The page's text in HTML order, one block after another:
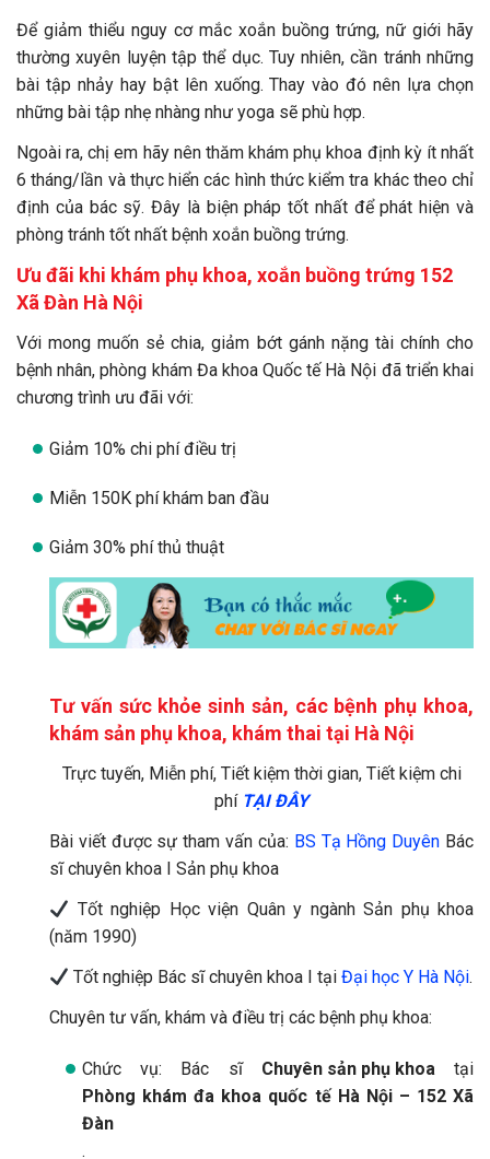
Để giảm thiểu nguy cơ mắc xoắn buồng trứng, nữ giới hãy
thường xuyên luyện tập thể dục. Tuy nhiên, cần tránh những
bài tập nhảy hay bật lên xuống. Thay vào đó nên lựa chọn
những bài tập nhẹ nhàng như yoga sẽ phù hợp.
Ngoài ra, chị em hãy nên thăm khám phụ khoa định kỳ ít nhất
6 tháng/lần và thực hiển các hình thức kiểm tra khác theo chỉ
định của bác sỹ. Đây là biện pháp tốt nhất để phát hiện và
phòng tránh tốt nhất bệnh xoắn buồng trứng.
Ưu đãi khi khám phụ khoa, xoắn buồng trứng 152
Xã Đàn Hà Nội
Với mong muốn sẻ chia, giảm bớt gánh nặng tài chính cho
bệnh nhân, phòng khám Đa khoa Quốc tế Hà Nội đã triển khai
chương trình ưu đãi với:
Giảm 10% chi phí điều trị
Miễn 150K phí khám ban đầu
Giảm 30% phí thủ thuật
Tư vấn sức khỏe sinh sản, các bệnh phụ khoa,
khám sản phụ khoa, khám thai tại Hà Nội
Trực tuyến, Miễn phí, Tiết kiệm thời gian, Tiết kiệm chi
phí TẠI ĐÂY
Bài viết được sự tham vấn của: BS Tạ Hồng Duyên Bác
sĩ chuyên khoa I Sản phụ khoa
Tốt nghiệp Học viện Quân y ngành Sản phụ khoa
(năm 1990)
Tốt nghiệp Bác sĩ chuyên khoa I tạiĐại học Y Hà Nội.
Chuyên tư vấn, khám và điều trị các bệnh phụ khoa:
Chức vụ: Bác sĩ Chuyên sản phụ khoatại
Phòng khám đa khoa quốc tế Hà Nội – 152 Xã
Đàn
.